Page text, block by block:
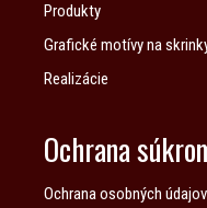
Produkty
Grafické motívy na
Realizácie
Ochrana
Ochrana osobných údajov